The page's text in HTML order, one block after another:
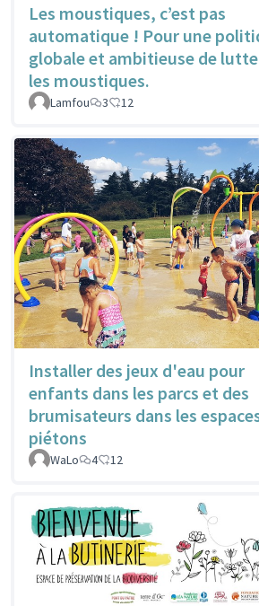
Les moustiques, c’est pas
automatique ! Pour une
globale et ambitieuse de
les moustiques.
Lamfou 3 12
Installer des jeux d'eau pour
enfants dans les parcs et des
brumisateurs dans les
piétons
WaLo 4 12